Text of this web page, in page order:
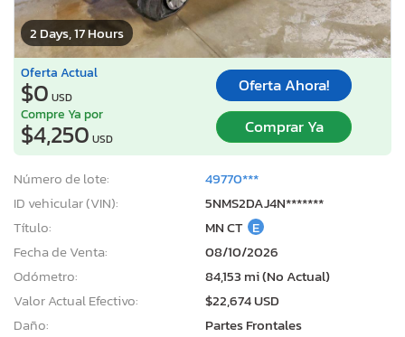
2 Days, 17 Hours
Oferta Actual
$0 USD
Oferta Ahora!
Compre Ya por
$4,250 USD
Comprar Ya
Número de lote:
49770***
ID vehicular (VIN):
5NMS2DAJ4N*******
Título:
MN CT E
Fecha de Venta:
08/10/2026
Odómetro:
84,153 mi (No Actual)
Valor Actual Efectivo:
$22,674 USD
Daño:
Partes Frontales